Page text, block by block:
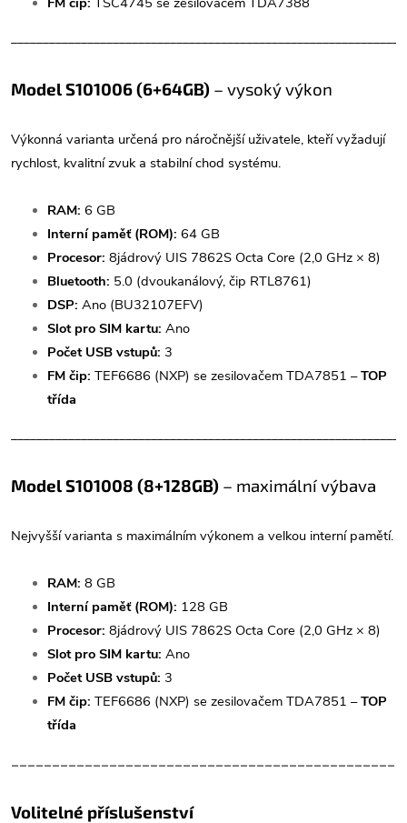
Model S101006 (6+64GB) – vysoký výkon
Výkonná varianta určená pro náročnější uživatele, kteří vyžadují
rychlost, kvalitní zvuk a stabilní chod systému.
RAM: 6 GB
Interní paměť (ROM): 64 GB
Procesor: 8jádrový UIS 7862S Octa Core (2,0 GHz × 8)
Bluetooth: 5.0 (dvoukanálový, čip RTL8761)
DSP: Ano (BU32107EFV)
Slot pro SIM kartu: Ano
Počet USB vstupů: 3
FM čip: TEF6686 (NXP) se zesilovačem TDA7851 –TOP
třída
Model S101008 (8+128GB) – maximální výbava
Nejvyšší varianta s maximálním výkonem a velkou interní pamětí.
RAM: 8 GB
Interní paměť (ROM): 128 GB
Procesor: 8jádrový UIS 7862S Octa Core (2,0 GHz × 8)
Slot pro SIM kartu: Ano
Počet USB vstupů: 3
FM čip: TEF6686 (NXP) se zesilovačem TDA7851 –TOP
třída
Volitelné příslušenství